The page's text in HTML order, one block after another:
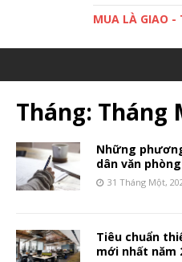
MUA LÀ GIAO -
Tháng: Tháng
Những
dân văn phòng
31 Tháng Một,
Tiêu chuẩn
mới nhất năm